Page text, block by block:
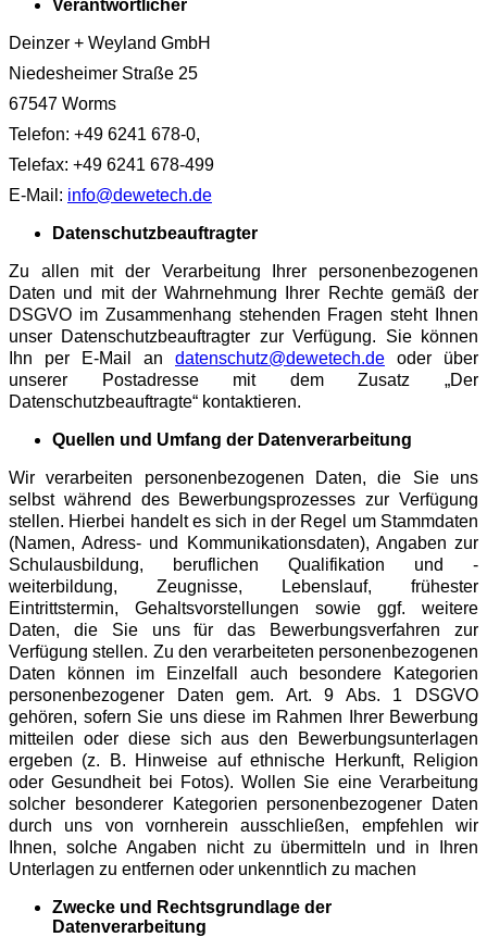
Verantwortlicher
Deinzer + Weyland GmbH
Niedesheimer Straße 25
67547 Worms
Telefon: +49 6241 678-0,
Telefax: +49 6241 678-499
E-Mail: info@dewetech.de
Datenschutzbeauftragter
Zu allen mit der Verarbeitung Ihrer personenbezogenen
Daten und mit der Wahrnehmung Ihrer Rechte gemäß der
DSGVO im Zusammenhang stehenden Fragen steht Ihnen
unser Datenschutzbeauftragter zur Verfügung. Sie können
Ihn per E-Mail an datenschutz@dewetech.de oder über
unserer Postadresse mit dem Zusatz „Der
Datenschutzbeauftragte“ kontaktieren.
Quellen und Umfang der Datenverarbeitung
Wir verarbeiten personenbezogenen Daten, die Sie uns
selbst während des Bewerbungsprozesses zur Verfügung
stellen. Hierbei handelt es sich in der Regel um Stammdaten
(Namen, Adress- und Kommunikationsdaten), Angaben zur
Schulausbildung, beruflichen Qualifikation und -
weiterbildung, Zeugnisse, Lebenslauf, frühester
Eintrittstermin, Gehaltsvorstellungen sowie ggf. weitere
Daten, die Sie uns für das Bewerbungsverfahren zur
Verfügung stellen. Zu den verarbeiteten personenbezogenen
Daten können im Einzelfall auch besondere Kategorien
personenbezogener Daten gem. Art. 9 Abs. 1 DSGVO
gehören, sofern Sie uns diese im Rahmen Ihrer Bewerbung
mitteilen oder diese sich aus den Bewerbungsunterlagen
ergeben (z. B. Hinweise auf ethnische Herkunft, Religion
oder Gesundheit bei Fotos). Wollen Sie eine Verarbeitung
solcher besonderer Kategorien personenbezogener Daten
durch uns von vornherein ausschließen, empfehlen wir
Ihnen, solche Angaben nicht zu übermitteln und in Ihren
Unterlagen zu entfernen oder unkenntlich zu machen
Zwecke und Rechtsgrundlage der
Datenverarbeitung